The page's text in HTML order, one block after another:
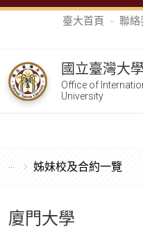
臺大首頁 聯絡
國立臺灣大
Office of
University
姊妹校及合約一覽
廈門大學